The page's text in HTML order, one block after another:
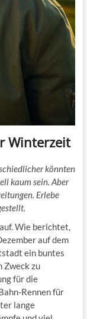
Winterzeit
könnten
kaum sein. Aber
Erlebe
Wie berichtet,
auf dem
ein buntes
Zweck zu
für die
Rennen für
lange